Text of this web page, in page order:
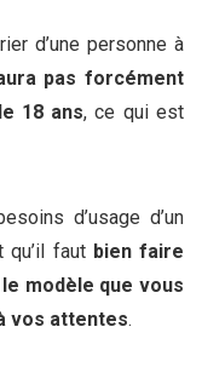
d’une personne à
pas forcément
18 ans, ce qui est
d’usage d’un
qu’il fautbien faire
modèle que vous
vos attentes.